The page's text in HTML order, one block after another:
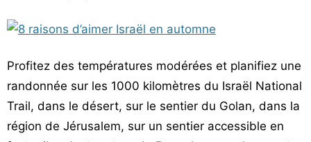
Profitez des températures modérées et planifiez une
randonnée sur les 1000 kilomètres du Israël National
Trail, dans le désert, sur le sentier du Golan, dans la
région de Jérusalem, sur un sentier accessible en